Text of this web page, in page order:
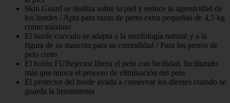
Skin Guard se desliza sobre la piel y reduce la agresividad de
los bordes / Apta para razas de perro extra pequeñas de 4,5 kg
como máximo
El borde curvado se adapta a la morfología natural y a la
figura de su mascota para su comodidad / Para los perros de
pelo corto
El botón FURejector libera el pelo con facilidad, facilitando
más que nunca el proceso de eliminación del pelo
El protector del borde ayuda a conservar los dientes cuando se
guarda la herramienta